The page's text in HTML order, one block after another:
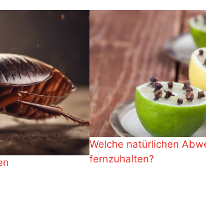
Welche natürlichen
fernzuhalten?